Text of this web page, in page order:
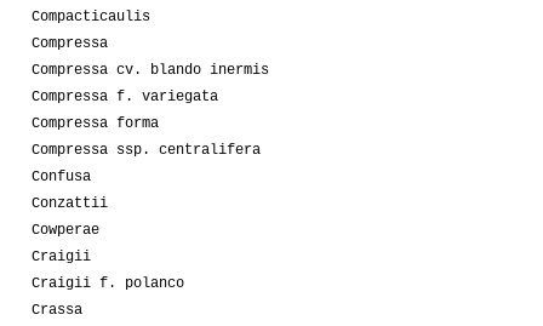
Compacticaulis
Compressa
Compressa cv. blando inermis
Compressa f. variegata
Compressa forma
Compressa ssp. centralifera
Confusa
Conzattii
Cowperae
Craigii
Craigii f. polanco
Crassa